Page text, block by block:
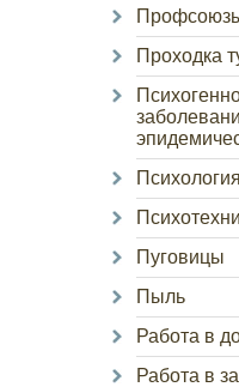
Проходка
Пуговицы
Пыль
Работа в
Работа в